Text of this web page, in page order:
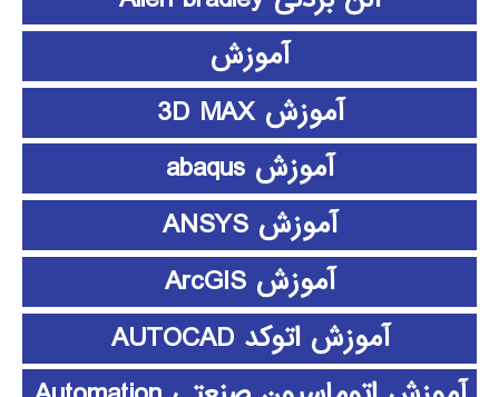
آموزش
آموزش 3D MAX
آموزش abaqus
آموزش ANSYS
آموزش ArcGIS
آموزش اتوکد AUTOCAD